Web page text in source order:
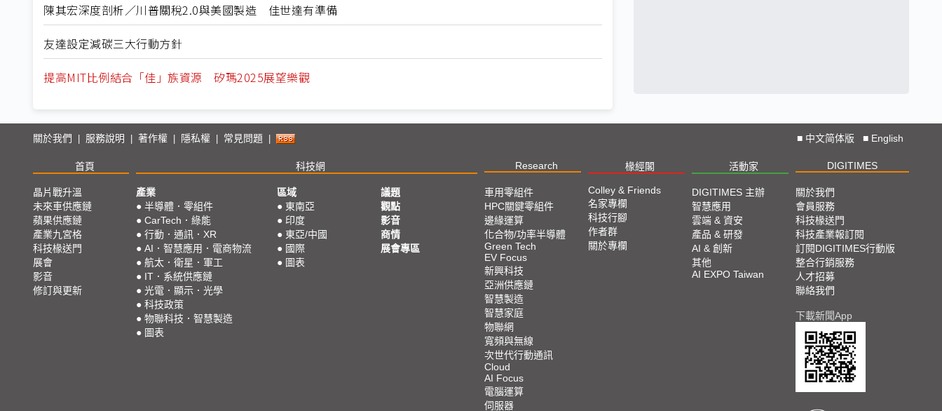
陳其宏深度剖析／川普關稅2.0與美國製造 佳世達有準備
友達設定減碳三大行動方針
提高MIT比例結合「佳」族資源 矽瑪2025展望樂觀
關於我們 服務說明 著作權 隱私權 常見問題 ■ 中文简体版 ■ English
首頁 科技網 Research 椽經閣 活動家 DIGITIMES
晶片戰升溫
未來車供應鏈
蘋果供應鏈
產業九宮格
科技椽送門
展會
影音
修訂與更新
產業
● 半導體．零組件
● CarTech．綠能
● 行動．通訊．XR
● AI．智慧應用．電商物流
● 航太．衛星．軍工
● IT．系統供應鏈
● 光電．顯示．光學
● 科技政策
● 物聯科技．智慧製造
● 圖表
區域
● 東南亞
● 印度
● 東亞/中國
● 國際
● 圖表
議題
觀點
影音
商情
展會專區
車用零組件
HPC關鍵零組件
邊緣運算
化合物/功率半導體
Green Tech
EV Focus
新興科技
亞洲供應鏈
智慧製造
智慧家庭
物聯網
寬頻與無線
次世代行動通訊
Cloud
AI Focus
電腦運算
伺服器
Colley & Friends
名家專欄
科技行腳
作者群
關於專欄
DIGITIMES 主辦
智慧應用
雲端 & 資安
產品 & 研發
AI & 創新
其他
AI EXPO Taiwan
關於我們
會員服務
科技椽送門
科技產業報訂閱
訂閱DIGITIMES行動版
整合行銷服務
人才招募
聯絡我們
下載新聞App